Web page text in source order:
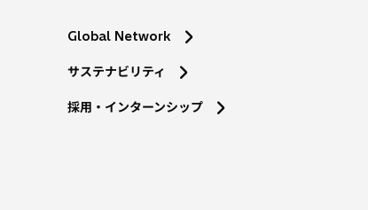
Global Network
サステナビリティ
採用・インターンシップ